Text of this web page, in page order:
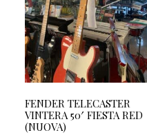
FENDER TELECASTER
VINTERA 50′ FIESTA RED
(NUOVA)